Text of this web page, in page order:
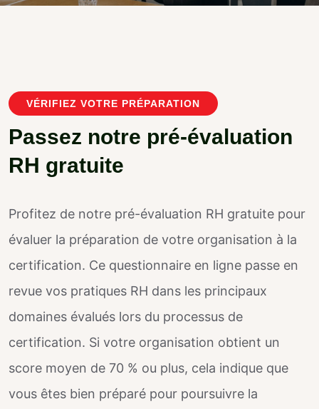
VÉRIFIEZ VOTRE PRÉPARATION
Passez notre pré-évaluation
RH gratuite
Profitez de notre pré-évaluation RH gratuite pour
évaluer la préparation de votre organisation à la
certification. Ce questionnaire en ligne passe en
revue vos pratiques RH dans les principaux
domaines évalués lors du processus de
certification. Si votre organisation obtient un
score moyen de 70 % ou plus, cela indique que
vous êtes bien préparé pour poursuivre la